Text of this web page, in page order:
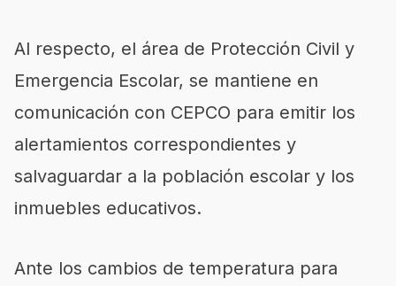
Al respecto, el área de Protección Civil y
Emergencia Escolar, se mantiene en
comunicación con CEPCO para emitir los
alertamientos correspondientes y
salvaguardar a la población escolar y los
inmuebles educativos.
Ante los cambios de temperatura para